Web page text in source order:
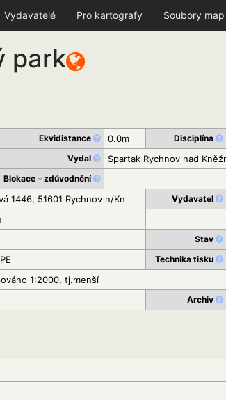
Vydavatelé Pro kartografy Soubory map
park
Ekvidistance 0.0m Disciplína
Vydal Spartak Rychnov nad
Blokace – zdůvodnění
1446, 51601 Rychnov n/Kn Vydavatel
Stav
Technika tisku
1:2000, tj.menší
Archiv